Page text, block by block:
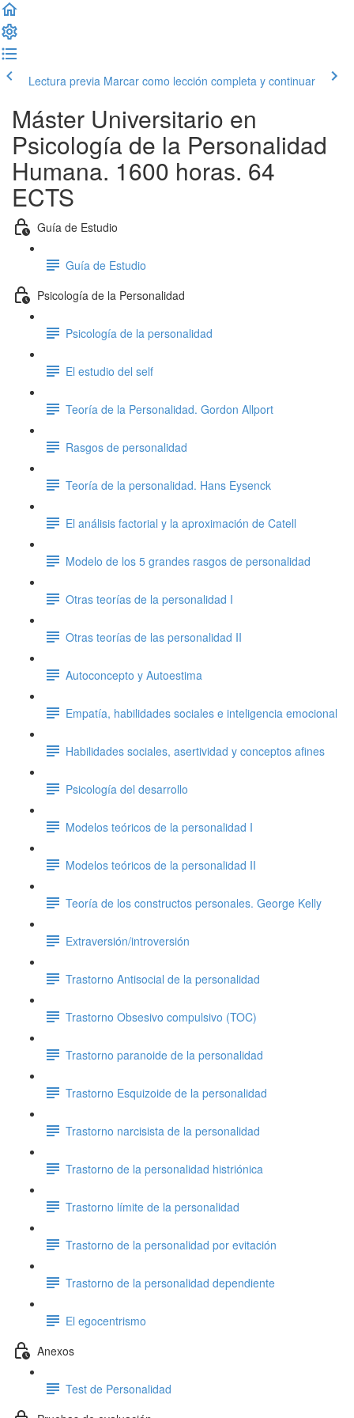
Lectura previa Marcar como lección completa y continuar
Máster Universitario en
Psicología de la Personalidad
Humana. 1600 horas. 64
ECTS
Guía de Estudio
Guía de Estudio
Psicología de la Personalidad
Psicología de la personalidad
El estudio del self
Teoría de la Personalidad. Gordon Allport
Rasgos de personalidad
Teoría de la personalidad. Hans Eysenck
El análisis factorial y la aproximación de Catell
Modelo de los 5 grandes rasgos de personalidad
Otras teorías de la personalidad I
Otras teorías de las personalidad II
Autoconcepto y Autoestima
Empatía, habilidades sociales e inteligencia emocional
Habilidades sociales, asertividad y conceptos afines
Psicología del desarrollo
Modelos teóricos de la personalidad I
Modelos teóricos de la personalidad II
Teoría de los constructos personales. George Kelly
Extraversión/introversión
Trastorno Antisocial de la personalidad
Trastorno Obsesivo compulsivo (TOC)
Trastorno paranoide de la personalidad
Trastorno Esquizoide de la personalidad
Trastorno narcisista de la personalidad
Trastorno de la personalidad histriónica
Trastorno límite de la personalidad
Trastorno de la personalidad por evitación
Trastorno de la personalidad dependiente
El egocentrismo
Anexos
Test de Personalidad